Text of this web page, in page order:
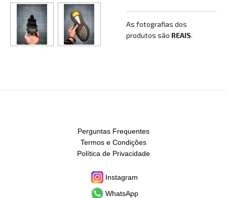
As fotografias dos
produtos são REAIS.
Perguntas Frequentes
Termos e Condições
Política de Privacidade
Instagram
WhatsApp